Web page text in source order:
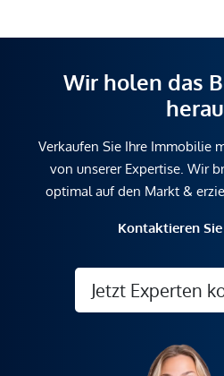
Wir holen das
Verkaufen Sie Ihre Immobilie
von unserer Expertise. Wir
optimal auf den Markt &
Kontaktieren
Jetzt Experten